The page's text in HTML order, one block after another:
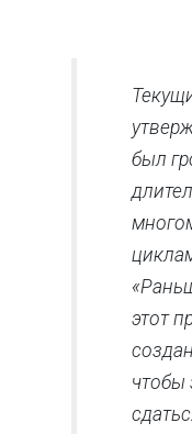
был
этот
чтобы